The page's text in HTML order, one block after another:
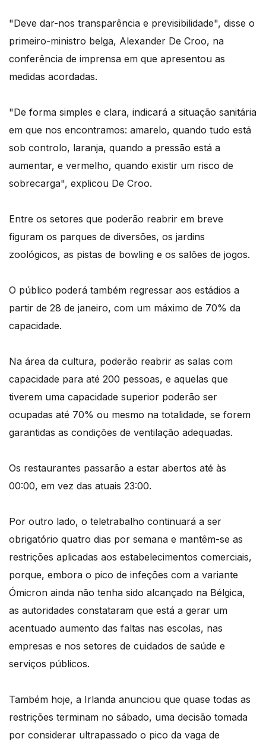
"Deve dar-nos transparência e previsibilidade", disse o
primeiro-ministro belga, Alexander De Croo, na
conferência de imprensa em que apresentou as
medidas acordadas.
"De forma simples e clara, indicará a situação sanitária
em que nos encontramos: amarelo, quando tudo está
sob controlo, laranja, quando a pressão está a
aumentar, e vermelho, quando existir um risco de
sobrecarga", explicou De Croo.
Entre os setores que poderão reabrir em breve
figuram os parques de diversões, os jardins
zoológicos, as pistas de bowling e os salões de jogos.
O público poderá também regressar aos estádios a
partir de 28 de janeiro, com um máximo de 70% da
capacidade.
Na área da cultura, poderão reabrir as salas com
capacidade para até 200 pessoas, e aquelas que
tiverem uma capacidade superior poderão ser
ocupadas até 70% ou mesmo na totalidade, se forem
garantidas as condições de ventilação adequadas.
Os restaurantes passarão a estar abertos até às
00:00, em vez das atuais 23:00.
Por outro lado, o teletrabalho continuará a ser
obrigatório quatro dias por semana e mantêm-se as
restrições aplicadas aos estabelecimentos comerciais,
porque, embora o pico de infeções com a variante
Ómicron ainda não tenha sido alcançado na Bélgica,
as autoridades constataram que está a gerar um
acentuado aumento das faltas nas escolas, nas
empresas e nos setores de cuidados de saúde e
serviços públicos.
Também hoje, a Irlanda anunciou que quase todas as
restrições terminam no sábado, uma decisão tomada
por considerar ultrapassado o pico da vaga de